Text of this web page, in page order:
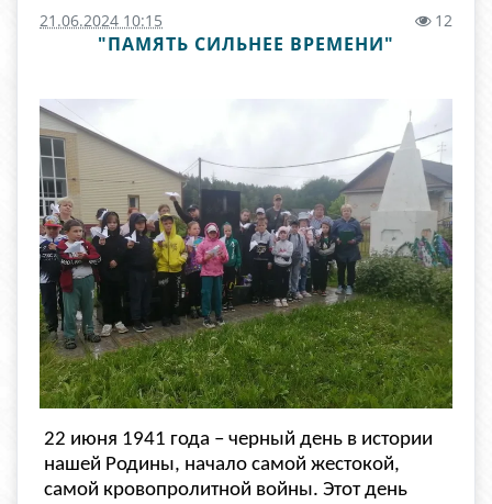
21.06.2024 10:15 12
"ПАМЯТЬ СИЛЬНЕЕ ВРЕМЕНИ"
22 июня 1941 года – черный день в истории
нашей Родины, начало самой жестокой,
самой кровопролитной войны. Этот день